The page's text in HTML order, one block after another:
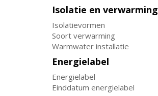
Isolatie en verwarming
Isolatievormen
Soort verwarming
Warmwater installatie
Energielabel
Energielabel
Einddatum energielabel